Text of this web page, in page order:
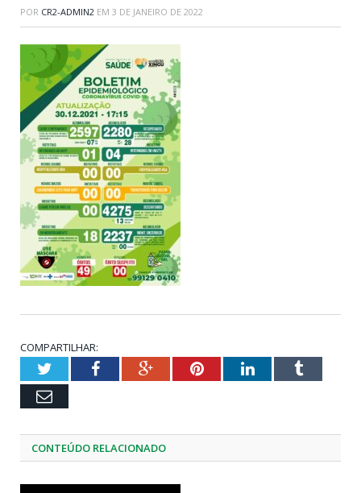
POR CR2-ADMIN2 EM 3 DE JANEIRO DE 2022
COMPARTILHAR:
TwitterFacebookGoogle+PinterestLinkedInTumblr
Email
CONTEÚDO RELACIONADO